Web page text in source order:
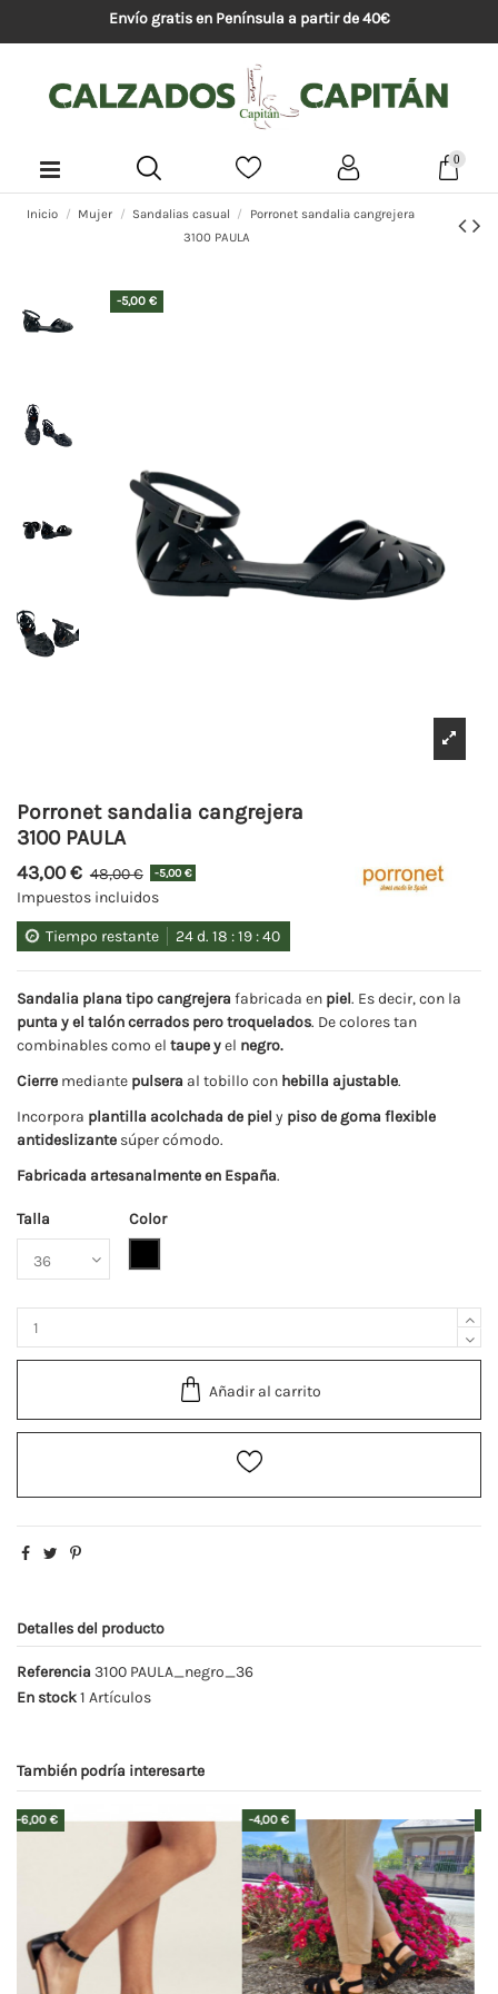
Envío gratis en Península a partir de 40€
0
Inicio Mujer Sandalias casual
Porronet sandalia cangrejera
3100 PAULA
-5,00 €
Porronet sandalia cangrejera
3100 PAULA
43,00 € 48,00 € -5,00 €
Impuestos incluidos
Tiempo restante 24d. 18 :19 :40
Sandalia plana tipo cangrejera fabricada en piel. Es decir, con la
punta y el talón cerrados pero troquelados. De colores tan
combinables como el taupe yel negro.
Cierre mediante pulsera al tobillo con hebilla ajustable.
Incorpora plantilla acolchada de piel y piso de goma flexible
antideslizante súper cómodo.
Fabricada artesanalmente en España.
Talla
Color
Añadir al carrito
Detalles del producto
Referencia 3100 PAULA_negro_36
En stock1 Artículos
También podría interesarte
-9,00 € -5,00 €